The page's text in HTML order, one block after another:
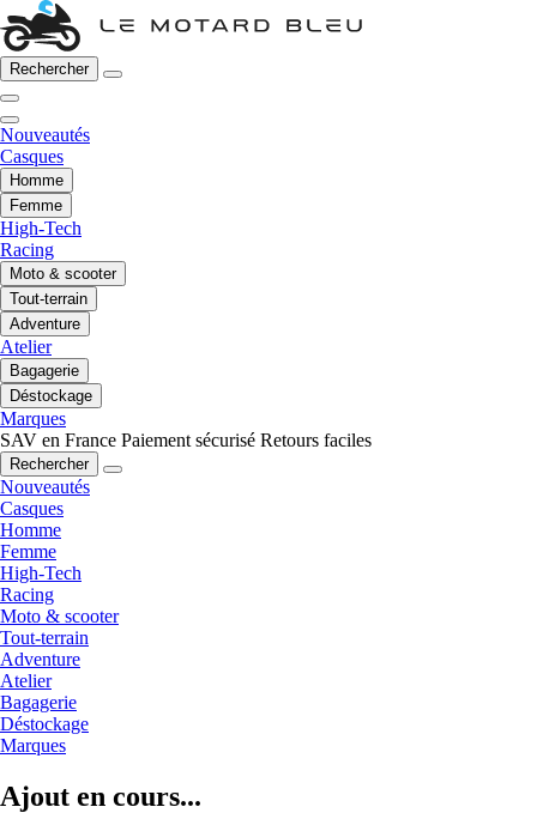
Rechercher
Nouveautés
Casques
Homme
Femme
High-Tech
Racing
Moto & scooter
Tout-terrain
Adventure
Atelier
Bagagerie
Déstockage
Marques
SAV en France Paiement sécurisé Retours faciles
Rechercher
Nouveautés
Casques
Homme
Femme
High-Tech
Racing
Moto & scooter
Tout-terrain
Adventure
Atelier
Bagagerie
Déstockage
Marques
Ajout en cours...